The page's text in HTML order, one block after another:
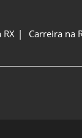
Carreira na